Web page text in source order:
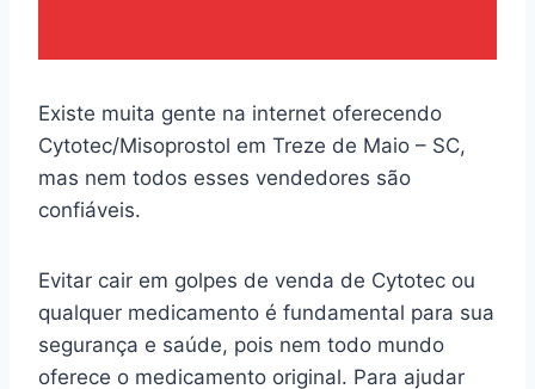
Existe muita gente na internet oferecendo
Cytotec/Misoprostol em Treze de Maio – SC,
mas nem todos esses vendedores são
confiáveis.
Evitar cair em golpes de venda de Cytotec ou
qualquer medicamento é fundamental para sua
segurança e saúde, pois nem todo mundo
oferece o medicamento original. Para ajudar